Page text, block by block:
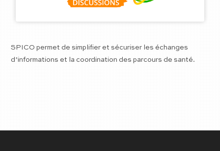
SPICO permet de simplifier et sécuriser les échanges
d’informations et la coordination des parcours de santé.